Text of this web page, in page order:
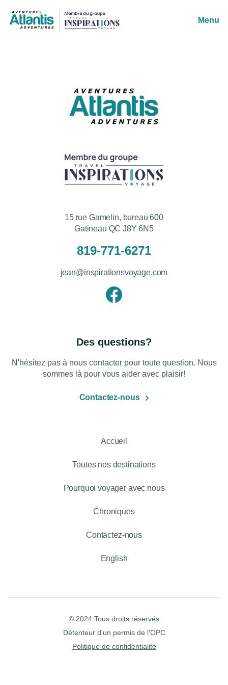
Menu
15 rue Gamelin, bureau 600
Gatineau QC J8Y 6N5
819-771-6271
jean@inspirationsvoyage.com
Des questions?
N'hésitez pas à nous contacter pour toute question. Nous
sommes là pour vous aider avec plaisir!
Contactez-nous
Accueil
Toutes nos destinations
Pourquoi voyager avec nous
Chroniques
Contactez-nous
English
© 2024 Tous droits réservés
Détenteur d'un permis de l'OPC
Politique de confidentialité